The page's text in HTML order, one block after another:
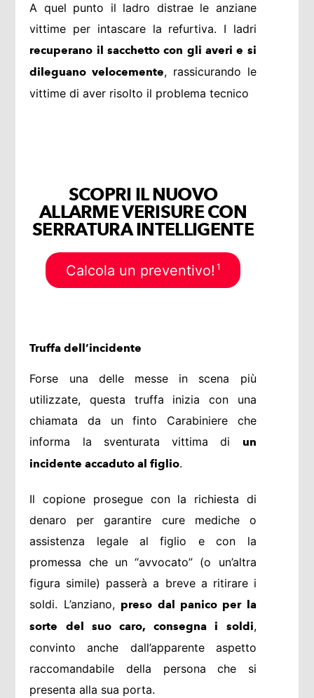
A quel punto il ladro distrae le anziane
vittime per intascare la refurtiva. I ladri
recuperano il sacchetto con gli averi e si
dileguano velocemente, rassicurando le
vittime di aver risolto il problema tecnico
SCOPRI IL NUOVO
ALLARME VERISURE CON
SERRATURA INTELLIGENTE
Calcola un preventivo! 1
Truffa dell’incidente
Forse una delle messe in scena più
utilizzate, questa truffa inizia con una
chiamata da un finto Carabiniere che
informa la sventurata vittima di
un
incidente accaduto al figlio.
Il copione prosegue con la richiesta di
denaro per garantire cure mediche o
assistenza legale al figlio e con la
promessa che un “avvocato” (o un’altra
figura simile) passerà a breve a ritirare i
soldi. L’anziano, preso dal panico per la
sorte del suo caro, consegna i soldi,
convinto anche dall’apparente aspetto
raccomandabile della persona che si
presenta alla sua porta.